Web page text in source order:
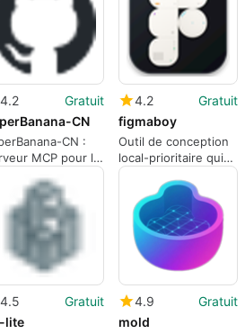
4.2
Gratuit
CN
CN :
MCP pour la
et
de figures
4.2
Gratuit
figmaboy
Outil de conception
local-prioritaire qui
permet à l'IA de
modifier les couches
d'interface utilisateur
natives
4.5
Gratuit
lite
4.9
Gratuit
mold